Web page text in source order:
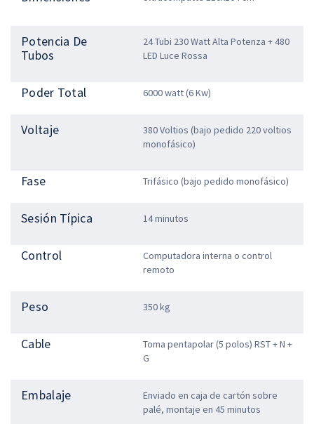
Potencia De
Tubos
24 Tubi 230 Watt Alta Potenza + 480
LED Luce Rossa
Poder Total 6000 watt (6 Kw)
Voltaje
380 Voltios (bajo pedido 220 voltios
monofásico)
Fase Trifásico (bajo pedido monofásico)
Sesión Típica 14 minutos
Control
Computadora interna o control
remoto
Peso 350 kg
Cable
Toma pentapolar (5 polos) RST + N +
G
Embalaje
Enviado en caja de cartón sobre
palé, montaje en 45 minutos